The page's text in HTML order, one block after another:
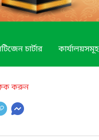
চার্টার কার্যালয়সমূহ
করুন